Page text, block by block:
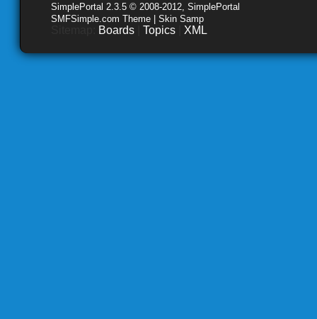
SimplePortal 2.3.5 © 2008-2012, SimplePortal
SMFSimple.com Theme | Skin Samp
Boards Topics XML